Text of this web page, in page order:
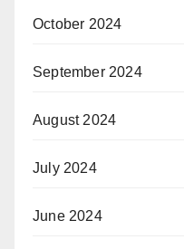
October 2024
September 2024
August 2024
July 2024
June 2024